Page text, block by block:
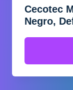
Cecotec
Negro,